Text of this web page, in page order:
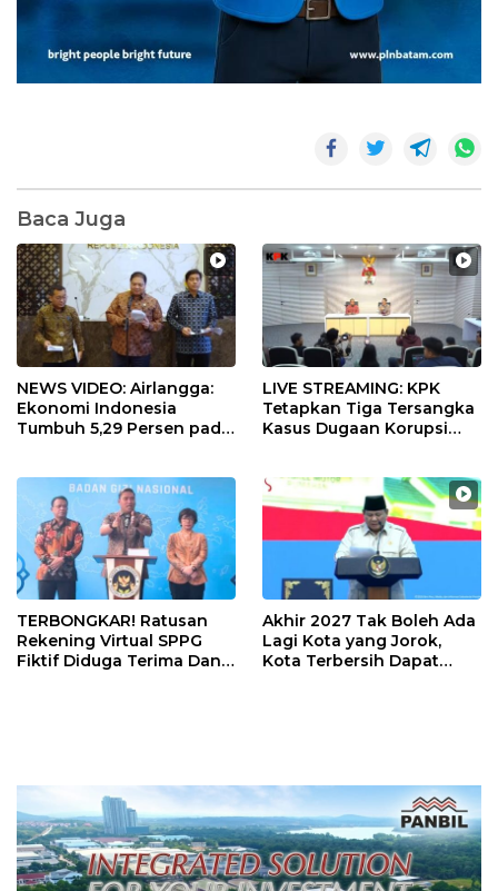
Baca Juga
NEWS VIDEO: Airlangga:
Ekonomi Indonesia
Tumbuh 5,29 Persen pada
LIVE STREAMING: KPK
Tetapkan Tiga Tersangka
Kasus Dugaan Korupsi
TERBONGKAR! Ratusan
Rekening Virtual SPPG
Fiktif Diduga Terima Dana
Akhir 2027 Tak Boleh Ada
Lagi Kota yang Jorok,
Kota Terbersih Dapat